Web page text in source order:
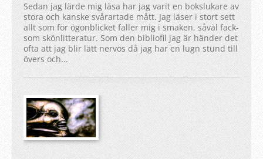
Sedan jag lärde mig läsa har jag varit en bokslukare av
stora och kanske svårartade mått. Jag läser i stort sett
allt som för ögonblicket faller mig i smaken, såväl fack-
som skönlitteratur. Som den bibliofil jag är händer det
ofta att jag blir lätt nervös då jag har en lugn stund till
övers och...